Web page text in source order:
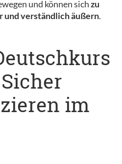
und können sichzu
und verständlich äußern.
im